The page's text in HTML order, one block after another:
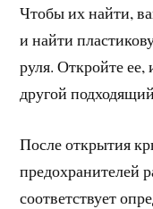
Чтобы их найти,
и найти
руля. Откройте
другой
После открытия
предохранителей
соответствует